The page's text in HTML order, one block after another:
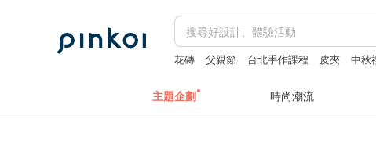
花磚 父親節 台北手作課程 皮夾 中秋
主題企劃 時尚潮流